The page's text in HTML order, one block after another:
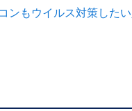
ンもウイルス対策した